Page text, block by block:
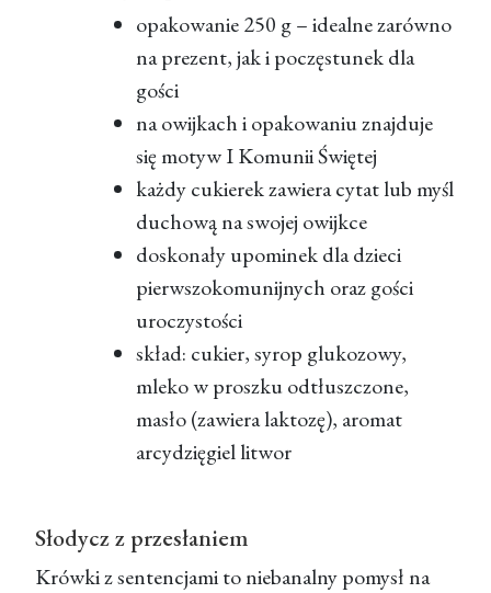
opakowanie 250 g – idealne zarówno
na prezent, jak i poczęstunek dla
gości
na owijkach i opakowaniu znajduje
się motyw I Komunii Świętej
każdy cukierek zawiera cytat lub myśl
duchową na swojej owijkce
doskonały upominek dla dzieci
pierwszokomunijnych oraz gości
uroczystości
skład: cukier, syrop glukozowy,
mleko w proszku odtłuszczone,
masło (zawiera laktozę), aromat
arcydzięgiel litwor
Słodycz z przesłaniem
Krówki z sentencjami to niebanalny pomysł na